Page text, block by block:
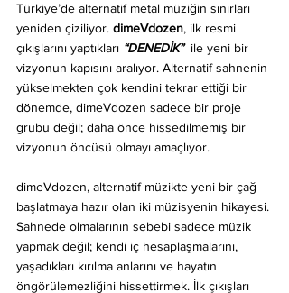
Türkiye’de alternatif metal müziğin sınırları
yeniden çiziliyor. dimeVdozen, ilk resmi
çıkışlarını yaptıkları “DENEDİK” ile yeni bir
vizyonun kapısını aralıyor. Alternatif sahnenin
yükselmekten çok kendini tekrar ettiği bir
dönemde, dimeVdozen sadece bir proje
grubu değil; daha önce hissedilmemiş bir
vizyonun öncüsü olmayı amaçlıyor.
dimeVdozen, alternatif müzikte yeni bir çağ
başlatmaya hazır olan iki müzisyenin hikayesi.
Sahnede olmalarının sebebi sadece müzik
yapmak değil; kendi iç hesaplaşmalarını,
yaşadıkları kırılma anlarını ve hayatın
öngörülemezliğini hissettirmek. İlk çıkışları